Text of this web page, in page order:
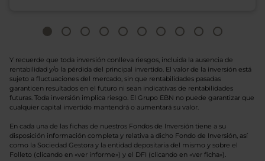
Y recuerde que toda inversión conlleva riesgos, incluida la ausencia de
rentabilidad y/o la pérdida del principal invertido. El valor de la inversión está
sujeto a fluctuaciones del mercado, sin que rentabilidades pasadas
garanticen resultados en el futuro ni sean indicativas de rentabilidades
futuras. Toda inversión implica riesgo. El Grupo EBN no puede garantizar que
cualquier capital invertido mantendrá o aumentará su valor.
En cada una de las fichas de nuestros Fondos de Inversión tiene a su
disposición información completa y relativa a dicho Fondo de Inversión, así
como la Sociedad Gestora y la entidad depositaria del mismo y sobre el
Folleto (clicando en «ver informe») y el DFI (clicando en «ver ficha»).